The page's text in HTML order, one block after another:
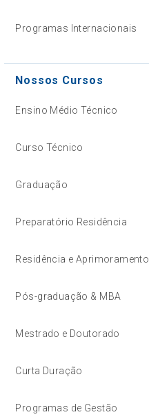
Programas Internacionais
Nossos Cursos
Ensino Médio Técnico
Curso Técnico
Graduação
Preparatório Residência
Residência e Aprimoramento
Pós-graduação & MBA
Mestrado e Doutorado
Curta Duração
Programas de Gestão